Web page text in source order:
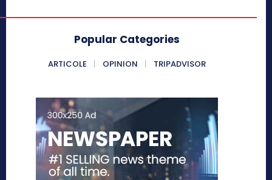
Popular Categories
ARTICOLE OPINION TRIPADVISOR